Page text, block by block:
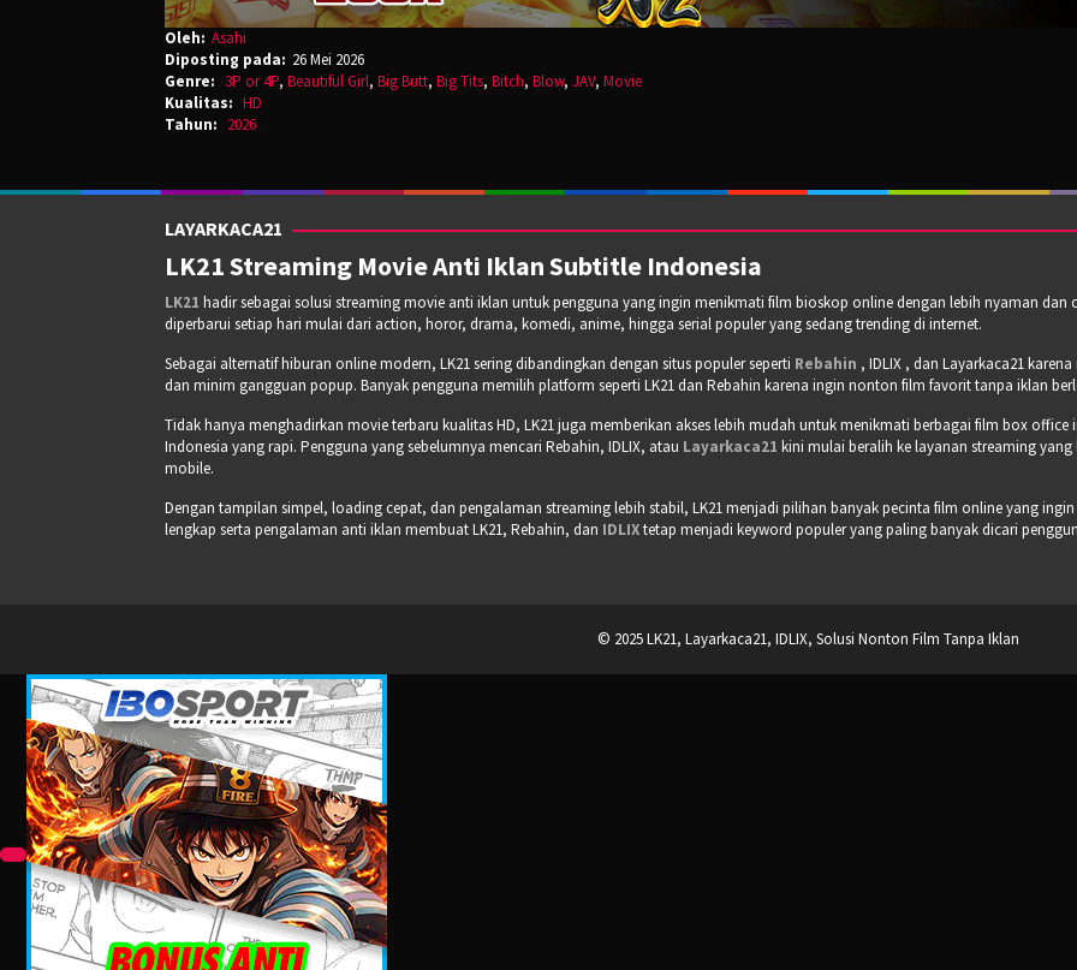
Oleh: Asahi
Diposting pada: 26 Mei 2026
Genre: 3P or 4P, Beautiful Girl, Big Butt, Big Tits, Bitch, Blow, JAV, Movie
Kualitas: HD
Tahun: 2026
LAYARKACA21
LK21 Streaming Movie Anti Iklan Subtitle Indonesia
LK21 hadir sebagai solusi streaming movie anti iklan untuk pengguna yang ingin menikmati film bioskop online dengan lebih nyaman dan
diperbarui setiap hari mulai dari action, horor, drama, komedi, anime, hingga serial populer yang sedang trending di internet.
Sebagai alternatif hiburan online modern, LK21 sering dibandingkan dengan situs populer seperti Rebahin , IDLIX , dan Layarkaca21
dan minim gangguan popup. Banyak pengguna memilih platform seperti LK21 dan Rebahin karena ingin nonton film favorit tanpa iklan
Tidak hanya menghadirkan movie terbaru kualitas HD, LK21 juga memberikan akses lebih mudah untuk menikmati berbagai film box
Indonesia yang rapi. Pengguna yang sebelumnya mencari Rebahin, IDLIX, atau Layarkaca21 kini mulai beralih ke layanan streaming
mobile.
Dengan tampilan simpel, loading cepat, dan pengalaman streaming lebih stabil, LK21 menjadi pilihan banyak pecinta film online yang
lengkap serta pengalaman anti iklan membuat LK21, Rebahin, dan IDLIXtetap menjadi keyword populer yang paling banyak dicari
© 2025 LK21, Layarkaca21, IDLIX, Solusi Nonton Film Tanpa Iklan